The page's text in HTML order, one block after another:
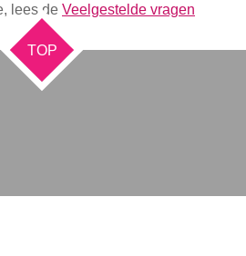
lees de Veelgestelde vragen
TOP